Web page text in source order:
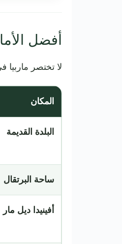
أفضل
لا تختصر ماربيا
المكان
البلدة القديمة
ساحة البرتقال
أفينيدا ديل مار